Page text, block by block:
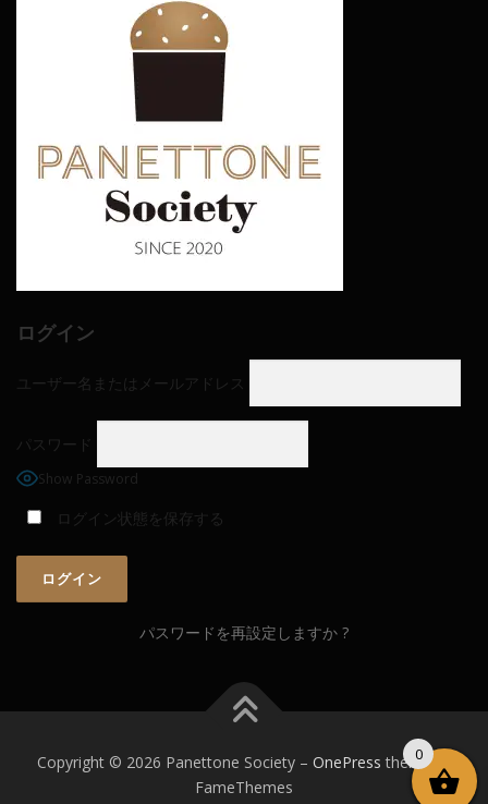
ログイン
ユーザー名またはメールアドレス
パスワード
Show Password
ログイン状態を保存する
パスワードを再設定しますか ?
Copyright © 2026 Panettone Society – OnePress theme by
FameThemes
0